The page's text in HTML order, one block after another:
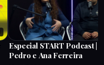
Especial START Podcast |
Pedro e Ana Ferreira